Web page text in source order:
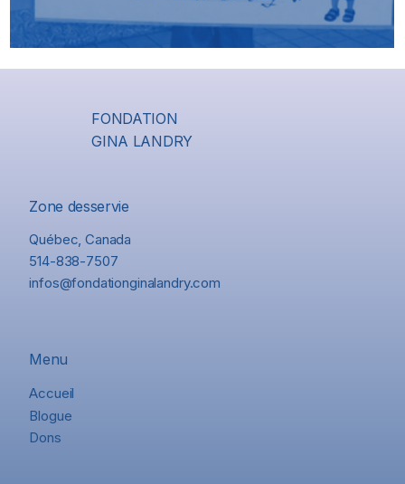
FONDATION
GINA LANDRY
Zone desservie
Québec, Canada
514-838-7507
infos@fondationginalandry.com
Menu
Accueil
Blogue
Dons